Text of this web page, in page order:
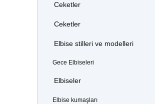
Ceketler
Ceketler
Elbise stilleri ve modelleri
Gece Elbiseleri
Elbiseler
Elbise kumaşları